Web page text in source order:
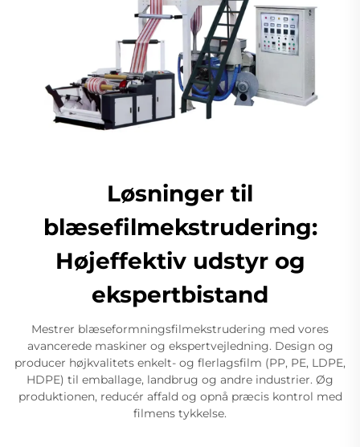
Løsninger til
blæsefilmekstrudering:
Højeffektiv udstyr og
ekspertbistand
Mestrer blæseformningsfilmekstrudering med vores
avancerede maskiner og ekspertvejledning. Design og
producer højkvalitets enkelt- og flerlagsfilm (PP, PE, LDPE,
HDPE) til emballage, landbrug og andre industrier. Øg
produktionen, reducér affald og opnå præcis kontrol med
filmens tykkelse.